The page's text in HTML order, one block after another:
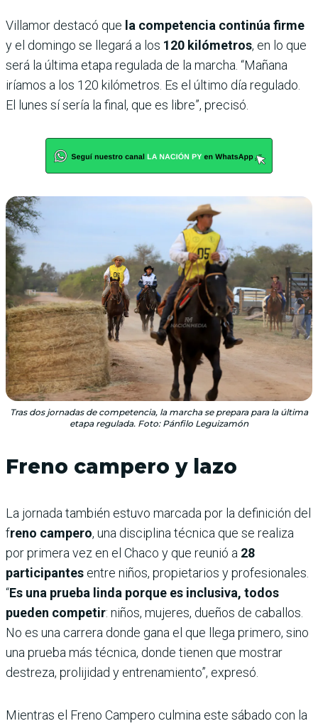
Villamor destacó que la competencia continúa firme
y el domingo se llegará a los 120 kilómetros, en lo que
será la última etapa regulada de la marcha. “Mañana
iríamos a los 120 kilómetros. Es el último día regulado.
El lunes sí sería la final, que es libre”, precisó.
Tras dos jornadas de competencia, la marcha se prepara para la última
etapa regulada. Foto: Pánfilo Leguizamón
Freno campero y lazo
La jornada también estuvo marcada por la definición del
freno campero, una disciplina técnica que se realiza
por primera vez en el Chaco y que reunió a 28
participantes entre niños, propietarios y profesionales.
“Es una prueba linda porque es inclusiva, todos
pueden competir: niños, mujeres, dueños de caballos.
No es una carrera donde gana el que llega primero, sino
una prueba más técnica, donde tienen que mostrar
destreza, prolijidad y entrenamiento”, expresó.
Mientras el Freno Campero culmina este sábado con la